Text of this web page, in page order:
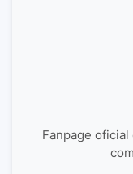
Fanpage